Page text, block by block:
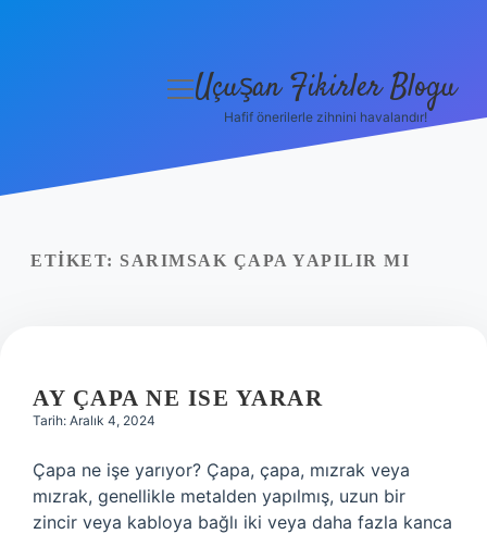
Yasal Uyarı
menüyü
Uçuşan Fikirler Blogu
Hafif önerilerle zihnini havalandır!
ETIKET: SARIMSAK ÇAPA YAPILIR MI
AY ÇAPA NE ISE YARAR
Tarih: Aralık 4, 2024
Çapa ne işe yarıyor? Çapa, çapa, mızrak veya
mızrak, genellikle metalden yapılmış, uzun bir
zincir veya kabloya bağlı iki veya daha fazla kanca